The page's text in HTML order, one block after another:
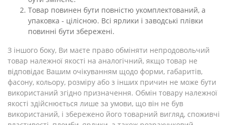
Товар повинен бути повністю укомплектований, а
упаковка - цілісною. Всі ярлики і заводські плівки
повинні бути збережені.
З іншого боку, Ви маєте право обміняти непродовольчий
товар належної якості на аналогічний, якщо товар не
відповідає Вашим очікуванням щодо форми, габаритів,
фасону, кольору, розміру або з інших причин не може бути
використаний згідно призначення. Обмін товару належної
якості здійснюється лише за умови, що він не був
використаний, і збережено його товарний вигляд, споживчі